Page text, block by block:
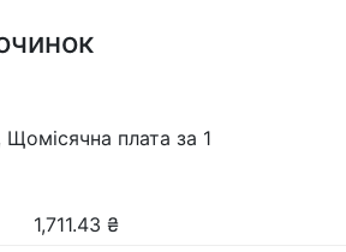
Щомісячна плата за 1
1,711.43 ₴